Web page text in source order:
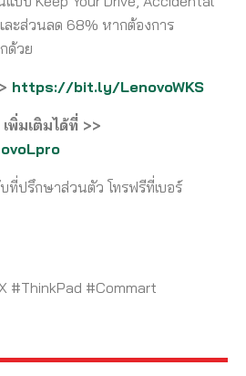
ะส่วนลด 68% หากต้องการ
ด้วย
https://bit.ly/LenovoWKS
พิ่มเติมได้ที่ >>
ที่ปรึกษาส่วนตัว โทรฟรีที่เบอร์
#ThinkPad #Commart